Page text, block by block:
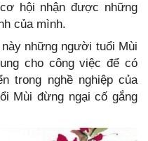
hội nhận được những
của mình.
những người tuổi Mùi
cho công việc để có
trong nghề nghiệp của
Mùi đừng ngại cố gắng